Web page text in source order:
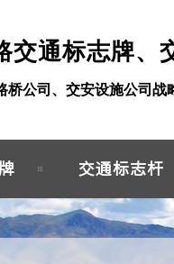
交通标志牌、
公司、交安设施公司战
交通标志杆